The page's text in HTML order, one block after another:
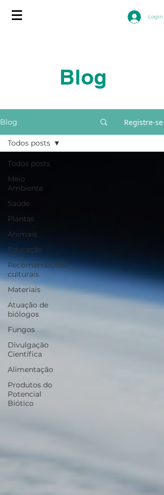
Login
Blog
Blog Registre-se
Todos posts
Meio
Ambiente
Saúde
Plantas
Animais
Educação
Recomendações
culturais
Materiais
Atuação de
biólogos
Fungos
Divulgação
Científica
Alimentação
Produtos do
Potencial
Biótico
Todos posts